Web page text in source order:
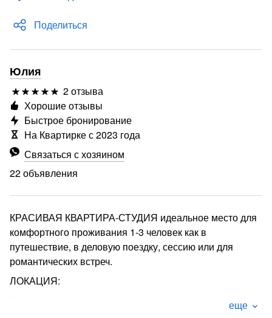
Поделиться
Юлия
2 отзыва
Связаться с хозяином
22 объявления
Хорошие отзывы
Быстрое бронирование
На Квартирке с 2023 года
КРАСИВАЯ КВАРТИРА-СТУДИЯ идеальное место для
комфортного проживания 1-3 человек как в
путешествие, в деловую поездку, сессию или для
романтических встреч.
ЛОКАЦИЯ:
Квартира в многоквартирном доме в центральном
районе города (мкр. Дружба ). Окна квартиры видом с
еще